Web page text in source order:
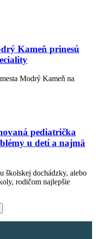
Kameň prinesú
Modrý Kameň na
pediatrička
u detí a najmä
školskej dochádzky, alebo
rodičom najlepšie